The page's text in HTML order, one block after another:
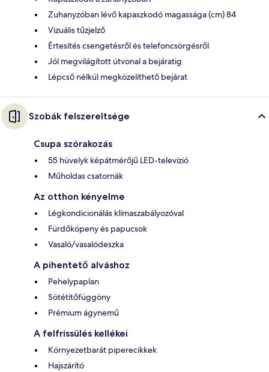
Zuhanyzóban lévő kapaszkodó magassága (cm) 84
Vizuális tűzjelző
Értesítés csengetésről és telefoncsörgésről
Jól megvilágított útvonal a bejáratig
Lépcső nélkül megközelíthető bejárat
Szobák felszereltsége
Csupa szórakozás
55 hüvelyk képátmérőjű LED-televízió
Műholdas csatornák
Az otthon kényelme
Légkondicionálás klímaszabályozóval
Fürdőköpeny és papucsok
Vasaló/vasalódeszka
A pihentető alváshoz
Pehelypaplan
Sötétítőfüggöny
Prémium ágynemű
A felfrissülés kellékei
Környezetbarát piperecikkek
Hajszárító